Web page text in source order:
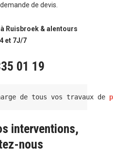
de devis.
Ruisbroek & alentours
et 7J/7
01 19
de tous vos travaux de
interventions,
nous